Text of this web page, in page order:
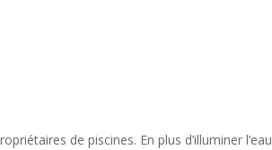
de piscines. En plus d’illuminer l’eau